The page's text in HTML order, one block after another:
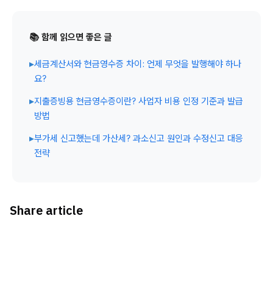
📚 함께 읽으면 좋은 글
▸세금계산서와 현금영수증 차이: 언제 무엇을 발행해야 하나
요?
▸지출증빙용 현금영수증이란? 사업자 비용 인정 기준과 발급
방법
▸부가세 신고했는데 가산세? 과소신고 원인과 수정신고 대응
전략
Share article